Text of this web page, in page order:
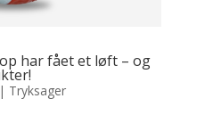
har fået et løft – og
| Tryksager